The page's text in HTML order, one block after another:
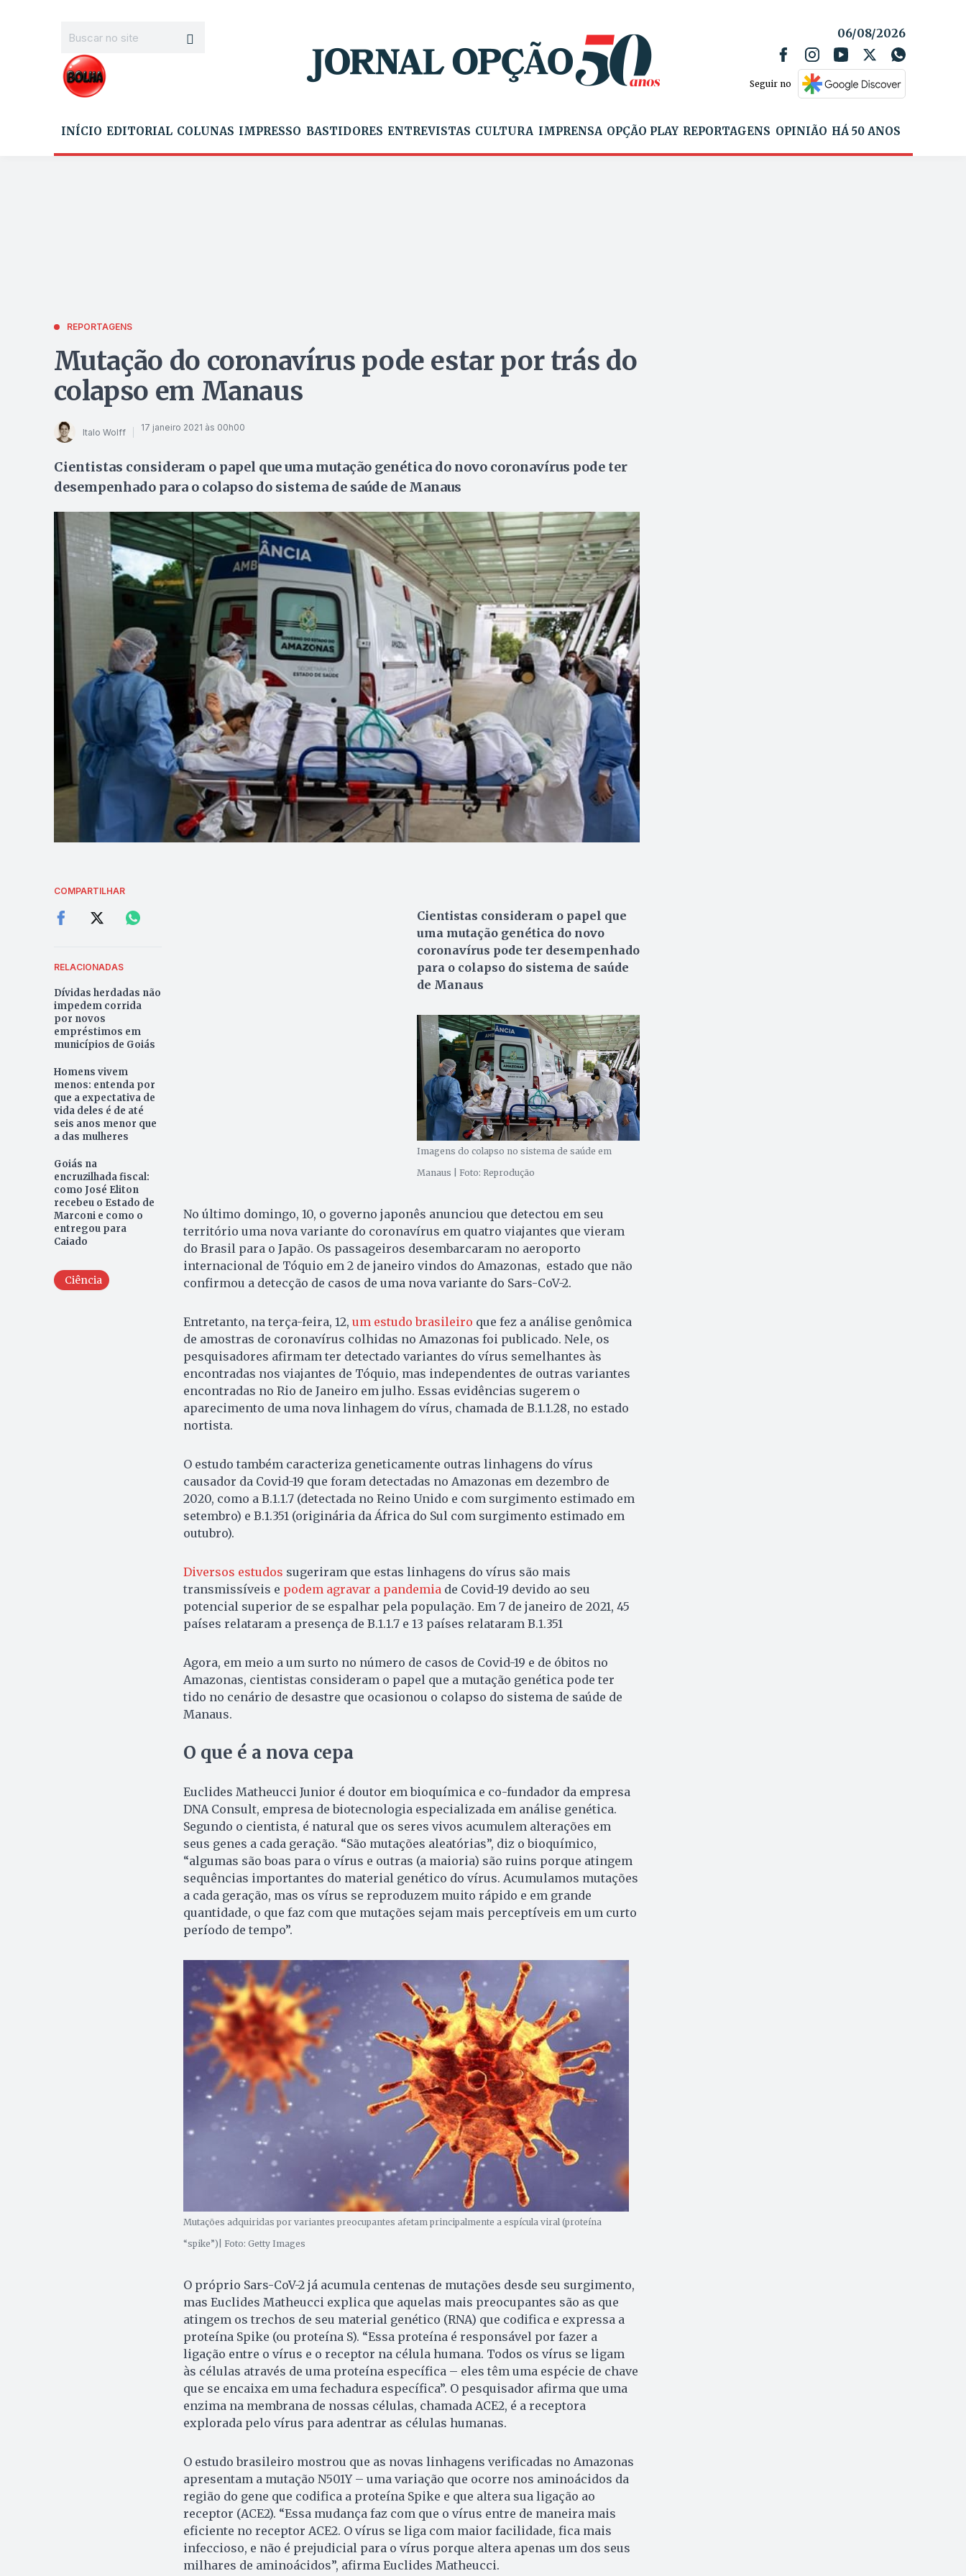
06/08/2026
Seguir no
INÍCIO EDITORIAL COLUNAS IMPRESSO BASTIDORES ENTREVISTAS CULTURA IMPRENSA OPÇÃO PLAY REPORTAGENS OPINIÃO HÁ 50 ANOS
REPORTAGENS
Mutação do coronavírus pode estar por trás do
colapso em Manaus
Italo Wolff 17 janeiro 2021 às 00h00
Cientistas consideram o papel que uma mutação genética do novo coronavírus pode ter
desempenhado para o colapso do sistema de saúde de Manaus
COMPARTILHAR
RELACIONADAS
Dívidas herdadas não
impedem corrida
por novos
empréstimos em
municípios de Goiás
Homens vivem
menos: entenda por
que a expectativa de
vida deles é de até
seis anos menor que
a das mulheres
Goiás na
encruzilhada fiscal:
como José Eliton
recebeu o Estado de
Marconi e como o
entregou para
Caiado
Ciência
Cientistas consideram o papel que
uma mutação genética do novo
coronavírus pode ter desempenhado
para o colapso do sistema de saúde
de Manaus
Imagens do colapso no sistema de saúde em
Manaus | Foto: Reprodução
No último domingo, 10, o governo japonês anunciou que detectou em seu
território uma nova variante do coronavírus em quatro viajantes que vieram
do Brasil para o Japão. Os passageiros desembarcaram no aeroporto
internacional de Tóquio em 2 de janeiro vindos do Amazonas, estado que não
confirmou a detecção de casos de uma nova variante do Sars-CoV-2.
Entretanto, na terça-feira, 12, um estudo brasileiro que fez a análise genômica
de amostras de coronavírus colhidas no Amazonas foi publicado. Nele, os
pesquisadores afirmam ter detectado variantes do vírus semelhantes às
encontradas nos viajantes de Tóquio, mas independentes de outras variantes
encontradas no Rio de Janeiro em julho. Essas evidências sugerem o
aparecimento de uma nova linhagem do vírus, chamada de B.1.1.28, no estado
nortista.
O estudo também caracteriza geneticamente outras linhagens do vírus
causador da Covid-19 que foram detectadas no Amazonas em dezembro de
2020, como a B.1.1.7 (detectada no Reino Unido e com surgimento estimado em
setembro) e B.1.351 (originária da África do Sul com surgimento estimado em
outubro).
Diversos estudos sugeriram que estas linhagens do vírus são mais
transmissíveis e podem agravar a pandemia de Covid-19 devido ao seu
potencial superior de se espalhar pela população. Em 7 de janeiro de 2021, 45
países relataram a presença de B.1.1.7 e 13 países relataram B.1.351
Agora, em meio a um surto no número de casos de Covid-19 e de óbitos no
Amazonas, cientistas consideram o papel que a mutação genética pode ter
tido no cenário de desastre que ocasionou o colapso do sistema de saúde de
Manaus.
O que é a nova cepa
Euclides Matheucci Junior é doutor em bioquímica e co-fundador da empresa
DNA Consult, empresa de biotecnologia especializada em análise genética.
Segundo o cientista, é natural que os seres vivos acumulem alterações em
seus genes a cada geração. “São mutações aleatórias”, diz o bioquímico,
“algumas são boas para o vírus e outras (a maioria) são ruins porque atingem
sequências importantes do material genético do vírus. Acumulamos mutações
a cada geração, mas os vírus se reproduzem muito rápido e em grande
quantidade, o que faz com que mutações sejam mais perceptíveis em um curto
período de tempo”.
Mutações adquiridas por variantes preocupantes afetam principalmente a espícula viral (proteína
“spike”)| Foto: Getty Images
O próprio Sars-CoV-2 já acumula centenas de mutações desde seu surgimento,
mas Euclides Matheucci explica que aquelas mais preocupantes são as que
atingem os trechos de seu material genético (RNA) que codifica e expressa a
proteína Spike (ou proteína S). “Essa proteína é responsável por fazer a
ligação entre o vírus e o receptor na célula humana. Todos os vírus se ligam
às células através de uma proteína específica – eles têm uma espécie de chave
que se encaixa em uma fechadura específica”. O pesquisador afirma que uma
enzima na membrana de nossas células, chamada ACE2, é a receptora
explorada pelo vírus para adentrar as células humanas.
O estudo brasileiro mostrou que as novas linhagens verificadas no Amazonas
apresentam a mutação N501Y – uma variação que ocorre nos aminoácidos da
região do gene que codifica a proteína Spike e que altera sua ligação ao
receptor (ACE2). “Essa mudança faz com que o vírus entre de maneira mais
eficiente no receptor ACE2. O vírus se liga com maior facilidade, fica mais
infeccioso, e não é prejudicial para o vírus porque altera apenas um dos seus
milhares de aminoácidos”, afirma Euclides Matheucci.